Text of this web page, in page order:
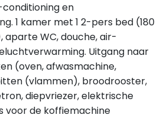
en
1 kamer met 1 2-pers bed (180
aparte WC, douche, air-
Uitgang naar
(oven, afwasmachine,
(vlammen), broodrooster,
diepvriezer, elektrische
voor de koffiemachine